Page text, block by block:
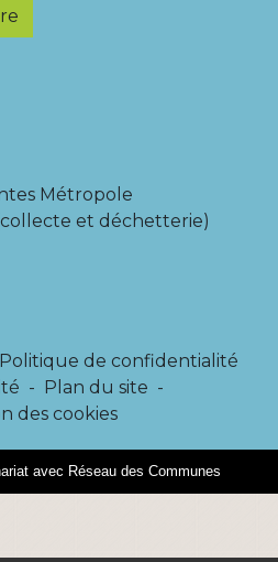
Métropole
et déchetterie)
Politique de confidentialité
- Plan du site -
des cookies
avec Réseau des Communes